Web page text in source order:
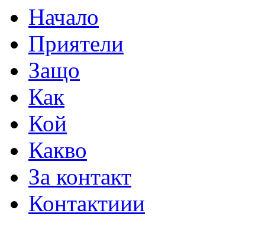
Начало
Приятели
Защо
Как
Кой
Какво
За контакт
Контактиии